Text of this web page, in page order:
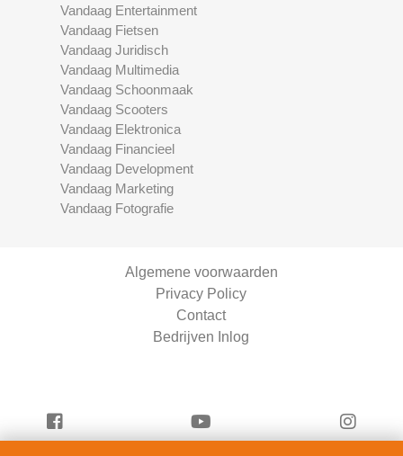
Vandaag Entertainment
Vandaag Fietsen
Vandaag Juridisch
Vandaag Multimedia
Vandaag Schoonmaak
Vandaag Scooters
Vandaag Elektronica
Vandaag Financieel
Vandaag Development
Vandaag Marketing
Vandaag Fotografie
Algemene voorwaarden
Privacy Policy
Contact
Bedrijven Inlog